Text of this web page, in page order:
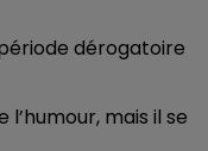
dérogatoire
mais il se